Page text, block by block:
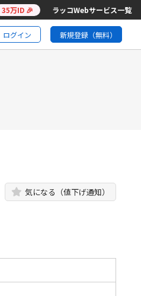
35万ID 🎉 ラッコWebサービス一覧
ログイン 新規登録（無料）
気になる（値下げ通知）